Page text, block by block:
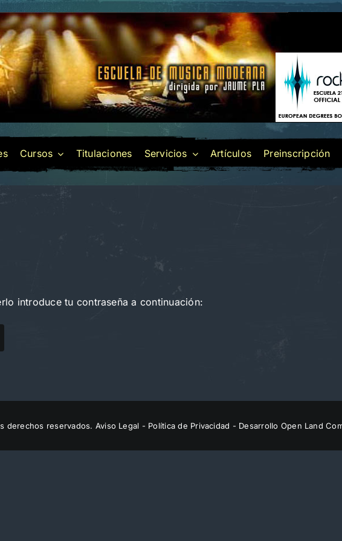
Cursos Titulaciones Servicios Artículos Preinscripción
introduce tu contraseña a continuación:
derechos reservados. Aviso Legal - Política de Privacidad - Desarrollo Open Land